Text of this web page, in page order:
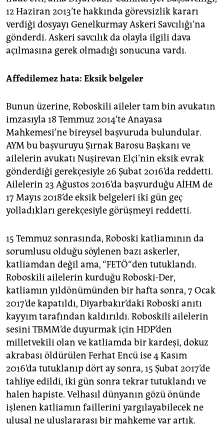
12 Haziran 2013’te hakkında görevsizlik kararı
verdiği dosyayı Genelkurmay Askeri Savcılığı’na
gönderdi. Askeri savcılık da olayla ilgili dava
açılmasına gerek olmadığı sonucuna vardı.
Affedilemez hata: Eksik belgeler
Bunun üzerine, Roboskili aileler tam bin avukatın
imzasıyla 18 Temmuz 2014’te Anayasa
Mahkemesi’ne bireysel başvuruda bulundular.
AYM bu başvuruyu Şırnak Barosu Başkanı ve
ailelerin avukatı Nuşirevan Elçi’nin eksik evrak
gönderdiği gerekçesiyle 26 Şubat 2016’da reddetti.
Ailelerin 23 Ağustos 2016’da başvurduğu AİHM de
17 Mayıs 2018’de eksik belgeleri iki gün geç
yolladıkları gerekçesiyle görüşmeyi reddetti.
15 Temmuz sonrasında, Roboski katliamının da
sorumlusu olduğu söylenen bazı askerler,
katliamdan değil ama, “FETÖ“den tutuklandı.
Roboskili ailelerin kurduğu Roboski-Der,
katliamın yıldönümünden bir hafta sonra, 7 Ocak
2017’de kapatıldı, Diyarbakır’daki Roboski anıtı
kayyım tarafından kaldırıldı. Roboskili ailelerin
sesini TBMM’de duyurmak için HDP’den
milletvekili olan ve katliamda bir kardeşi, dokuz
akrabası öldürülen Ferhat Encü ise 4 Kasım
2016’da tutuklanıp dört ay sonra, 15 Şubat 2017’de
tahliye edildi, iki gün sonra tekrar tutuklandı ve
halen hapiste. Velhasıl dünyanın gözü önünde
işlenen katliamın faillerini yargılayabilecek ne
ulusal ne uluslararası bir mahkeme var artık.